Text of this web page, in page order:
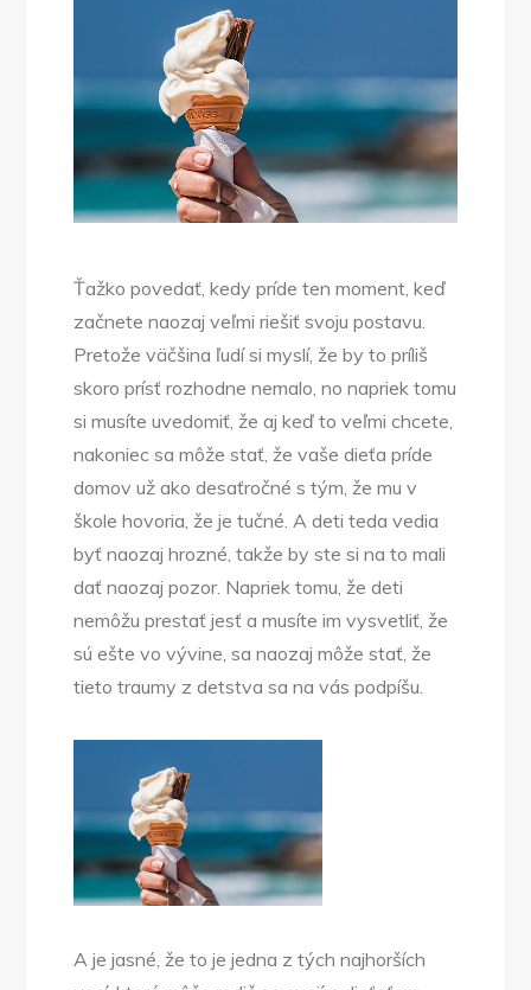
Ťažko povedať, kedy príde ten moment, keď
začnete naozaj veľmi riešiť svoju postavu.
Pretože väčšina ľudí si myslí, že by to príliš
skoro prísť rozhodne nemalo, no napriek tomu
si musíte uvedomiť, že aj keď to veľmi chcete,
nakoniec sa môže stať, že vaše dieťa príde
domov už ako desaťročné s tým, že mu v
škole hovoria, že je tučné. A deti teda vedia
byť naozaj hrozné, takže by ste si na to mali
dať naozaj pozor. Napriek tomu, že deti
nemôžu prestať jesť a musíte im vysvetliť, že
sú ešte vo vývine, sa naozaj môže stať, že
tieto traumy z detstva sa na vás podpíšu.
A je jasné, že to je jedna z tých najhorších